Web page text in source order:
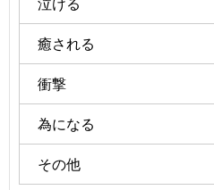
癒される
衝撃
為になる
その他